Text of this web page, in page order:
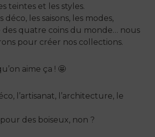
teintes et les styles.
déco, les saisons, les modes,
des quatre coins du monde… nous
pour créer nos collections.
aime ça ! 🤩
l’artisanat, l’architecture, le
des boiseux, non ?